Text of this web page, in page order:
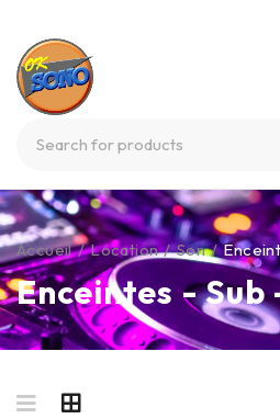
Enceintes - Sub
Accueil / Location / Son /